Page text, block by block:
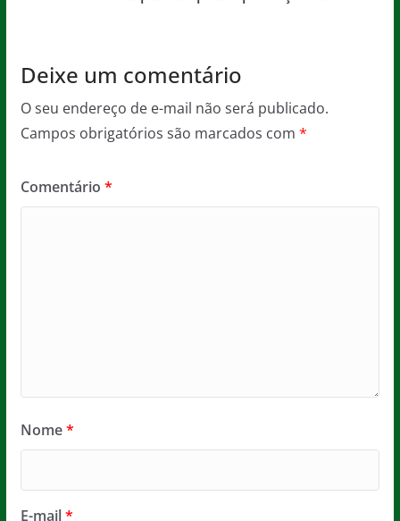
Deixe um comentário
O seu endereço de e-mail não será publicado.
Campos obrigatórios são marcados com *
Comentário *
Nome*
E-mail*